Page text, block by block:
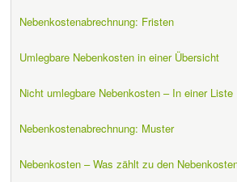
Nebenkostenabrechnung: Fristen
Umlegbare Nebenkosten in einer Übersicht
Nicht umlegbare Nebenkosten – In einer Liste
Nebenkostenabrechnung: Muster
Nebenkosten – Was zählt zu den